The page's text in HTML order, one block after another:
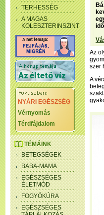
TERHESSÉG
A MAGAS
KOLESZTERINSZINT
NYÁRI EGÉSZSÉG
Vérnyomás
Térdfájdalom
TÉMÁINK
BETEGSÉGEK
BABA-MAMA
EGÉSZSÉGES
ÉLETMÓD
FOGYÓKÚRA
EGÉSZSÉGES
Az
szer
A